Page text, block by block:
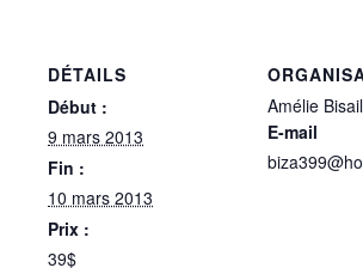
DÉTAILS
Début :
9 mars 2013
Fin :
10 mars 2013
Prix :
39$
Amélie
E-mail